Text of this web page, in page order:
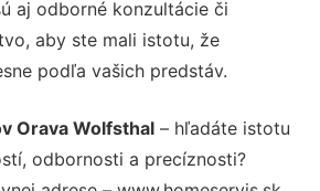
aj odborné konzultácie či
aby ste mali istotu, že
podľa vašich predstáv.
Orava Wolfsthal – hľadáte istotu
odbornosti a precíznosti?